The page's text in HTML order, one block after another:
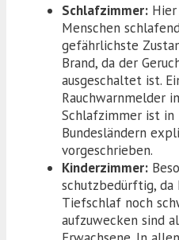
Schlafzimmer:
Menschen
gefährlichste
Brand, da der
ausgeschaltet ist.
Rauchwarnmelder
Schlafzimmer ist in
Bundesländern
vorgeschrieben.
Kinderzimmer:
schutzbedürftig, da
Tiefschlaf noch
aufzuwecken sind